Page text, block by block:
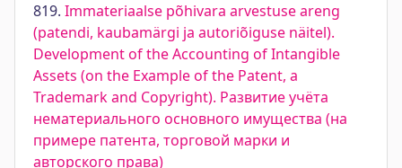
819. Immateriaalse põhivara arvestuse areng
(patendi, kaubamärgi ja autoriõiguse näitel).
Development of the Accounting of Intangible
Assets (on the Example of the Patent, a
Trademark and Copyright). Развитие учёта
нематериального основного имущества (на
примере патента, торговой марки и
авторского права)